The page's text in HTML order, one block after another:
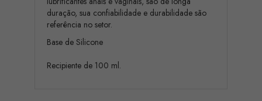
duração, sua confiabilidade e durabilidade são
referência no setor.
Base de Silicone
Recipiente de 100 ml.